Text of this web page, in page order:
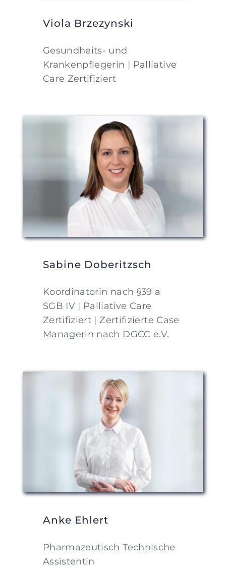
Viola Brzezynski
Gesundheits- und
Krankenpflegerin | Palliative
Care Zertifiziert
Sabine Doberitzsch
Koordinatorin nach §39 a
SGB IV | Palliative Care
Zertifiziert | Zertifizierte Case
Managerin nach DGCC e.V.
Anke Ehlert
Pharmazeutisch Technische
Assistentin